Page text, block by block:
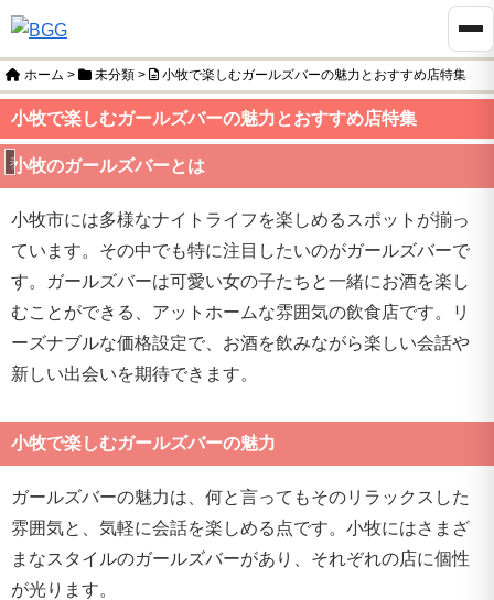
ホーム > 未分類 > 小牧で楽しむガールズバーの魅力とおすすめ店特集
小牧で楽しむガールズバーの魅力とおすすめ店特集
未分類
小牧のガールズバーとは
小牧市には多様なナイトライフを楽しめるスポットが揃っ
ています。その中でも特に注目したいのがガールズバーで
す。ガールズバーは可愛い女の子たちと一緒にお酒を楽し
むことができる、アットホームな雰囲気の飲食店です。リ
ーズナブルな価格設定で、お酒を飲みながら楽しい会話や
新しい出会いを期待できます。
小牧で楽しむガールズバーの魅力
ガールズバーの魅力は、何と言ってもそのリラックスした
雰囲気と、気軽に会話を楽しめる点です。小牧にはさまざ
まなスタイルのガールズバーがあり、それぞれの店に個性
が光ります。